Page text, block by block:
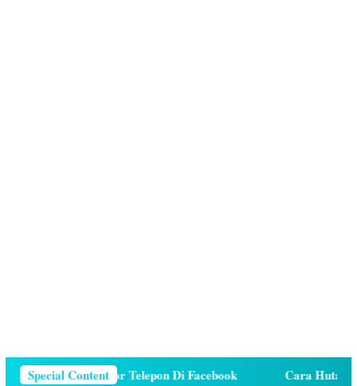
Special Content
Menghapus Nomor Telepon Di Facebook Cara Hutang